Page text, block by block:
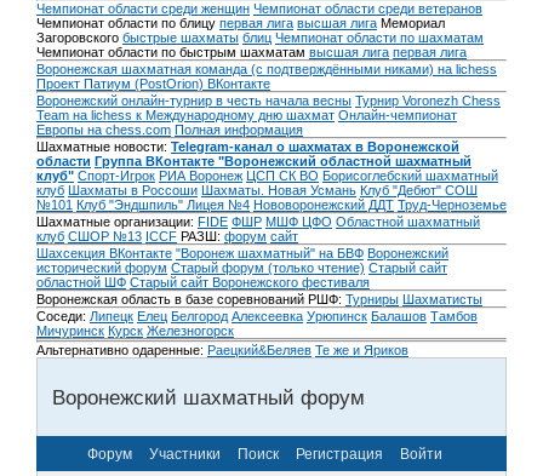
Чемпионат области среди женщин Чемпионат области среди ветеранов
Чемпионат области по блицу первая лига высшая лига Мемориал
Загоровского быстрые шахматы блиц Чемпионат области по шахматам
Чемпионат области по быстрым шахматам высшая лига первая лига
Воронежская шахматная команда (с подтверждёнными никами) на lichess
Проект Патиум (PostOrion) ВКонтакте
Воронежский онлайн-турнир в честь начала весны Турнир Voronezh Chess
Team на lichess к Международному дню шахмат Онлайн-чемпионат
Европы на chess.com Полная информация
Шахматные новости: Telegram-канал о шахматах в Воронежской
области Группа ВКонтакте "Воронежский областной шахматный
клуб" Спорт-Игрок РИА Воронеж ЦСП СК ВО Борисоглебский шахматный
клуб Шахматы в Россоши Шахматы. Новая Усмань Клуб "Дебют" СОШ
№101 Клуб "Эндшпиль" Лицея №4 Нововоронежский ДДТ Труд-Черноземье
Шахматные организации: FIDE ФШР МШФ ЦФО Областной шахматный
клуб СШОР №13 ICCF РАЗШ: форум сайт
Шахсекция ВКонтакте "Воронеж шахматный" на БВФ Воронежский
исторический форум Cтарый форум (только чтение) Старый сайт
областной ШФ Старый сайт Воронежского фестиваля
Воронежская область в базе соревнований РШФ: Турниры Шахматисты
Соседи: Липецк Елец Белгород Алексеевка Урюпинск Балашов Тамбов
Мичуринск Курск Железногорск
Альтернативно одаренные: Раецкий&Беляев Те же и Яриков
Воронежский шахматный форум
Форум Участники Поиск Регистрация Войти